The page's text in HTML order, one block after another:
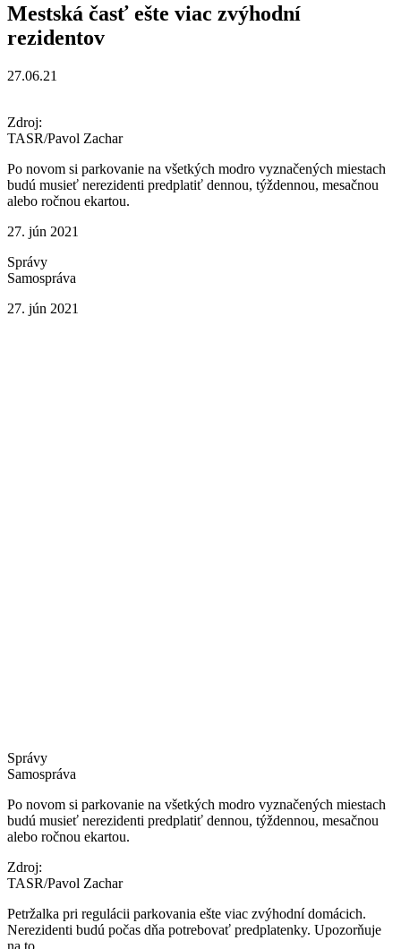
Mestská časť ešte viac zvýhodní
rezidentov
27.06.21
Zdroj:
TASR/Pavol Zachar
Po novom si parkovanie na všetkých modro vyznačených miestach
budú musieť nerezidenti predplatiť dennou, týždennou, mesačnou
alebo ročnou ekartou.
27. jún 2021
Správy
Samospráva
27. jún 2021
Správy
Samospráva
Po novom si parkovanie na všetkých modro vyznačených miestach
budú musieť nerezidenti predplatiť dennou, týždennou, mesačnou
alebo ročnou ekartou.
Zdroj:
TASR/Pavol Zachar
Petržalka pri regulácii parkovania ešte viac zvýhodní domácich.
Nerezidenti budú počas dňa potrebovať predplatenky. Upozorňuje
na to